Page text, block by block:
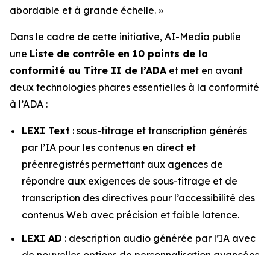
abordable et à grande échelle. »
Dans le cadre de cette initiative, AI-Media publie
une Liste de contrôle en 10 points de la
conformité au Titre II de l’ADA et met en avant
deux technologies phares essentielles à la conformité
à l’ADA :
LEXI Text : sous-titrage et transcription générés
par l’IA pour les contenus en direct et
préenregistrés permettant aux agences de
répondre aux exigences de sous-titrage et de
transcription des directives pour l’accessibilité des
contenus Web avec précision et faible latence.
LEXI AD : description audio générée par l’IA avec